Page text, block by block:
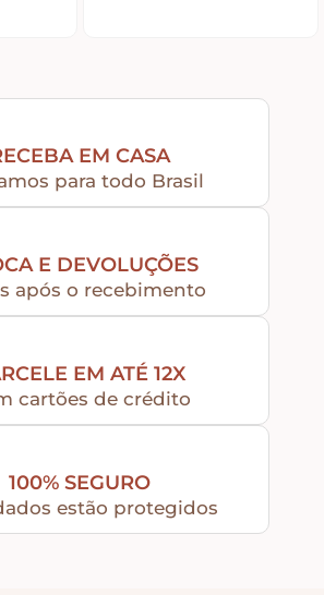
EM CASA
para todo Brasil
E DEVOLUÇÕES
após o recebimento
EM ATÉ 12X
cartões de crédito
100% SEGURO
estão protegidos